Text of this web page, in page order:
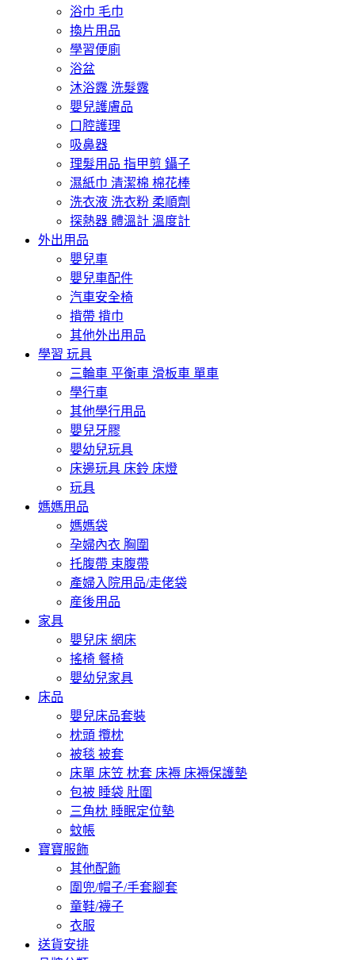
浴巾 毛巾
換片用品
學習便廁
浴盆
沐浴露 洗髮露
嬰兒護膚品
口腔護理
吸鼻器
理髮用品 指甲剪 鑷子
濕紙巾 清潔棉 棉花棒
洗衣液 洗衣粉 柔順劑
探熱器 體溫計 溫度計
外出用品
嬰兒車
嬰兒車配件
汽車安全椅
揹帶 揹巾
其他外出用品
學習 玩具
三輪車 平衡車 滑板車 單車
學行車
其他學行用品
嬰兒牙膠
嬰幼兒玩具
床邊玩具 床鈴 床燈
玩具
媽媽用品
媽媽袋
孕婦內衣 胸圍
托腹帶 束腹帶
產婦入院用品/走佬袋
産後用品
家具
嬰兒床 網床
搖椅 餐椅
嬰幼兒家具
床品
嬰兒床品套裝
枕頭 攬枕
被毯 被套
床單 床笠 枕套 床褥 床褥保護墊
包被 睡袋 肚圍
三角枕 睡眠定位墊
蚊帳
寶寶服飾
其他配飾
圍兜/帽子/手套腳套
童鞋/襪子
衣服
送貨安排